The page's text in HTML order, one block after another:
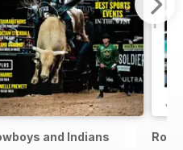
and Indians